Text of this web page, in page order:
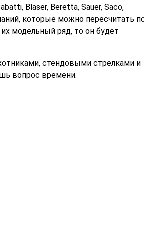
Blaser, Beretta, Sauer, Saco,
которые можно пересчитать
модельный ряд, то он будет
стендовыми стрелками и
вопрос времени.